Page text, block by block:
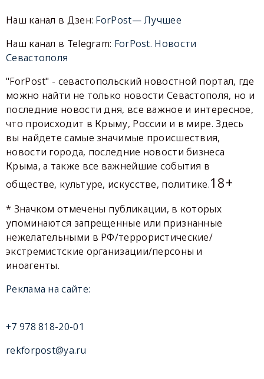
Наш канал в Дзен: ForPost— Лучшее
Наш канал в Telegram: ForPost. Новости
Севастополя
"ForPost" - севастопольский новостной портал, где
можно найти не только новости Севастополя, но и
последние новости дня, все важное и интересное,
что происходит в Крыму, России и в мире. Здесь
вы найдете самые значимые происшествия,
новости города, последние новости бизнеса
Крыма, а также все важнейшие события в
обществе, культуре, искусстве, политике.18+
* Значком отмечены публикации, в которых
упоминаются запрещенные или признанные
нежелательными в РФ/террористические/
экстремистские организации/персоны и
иноагенты.
Реклама на сайте:
+7 978 818-20-01
rekforpost@ya.ru